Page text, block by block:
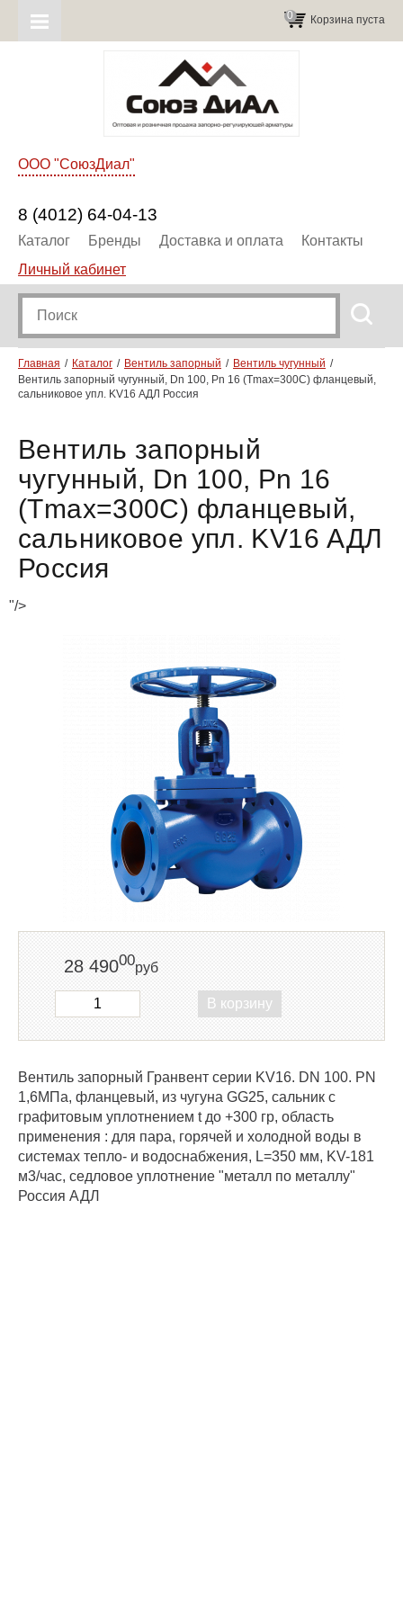
Корзина пуста
0
ООО "СоюзДиал"
8 (4012) 64-04-13
Каталог Бренды Доставка и оплата
Контакты
Личный кабинет
Главная Каталог Вентиль запорный
Вентиль чугунный
Вентиль запорный чугунный, Dn 100, Pn 16 (Tmax=300C) фланцевый,
сальниковое упл. KV16 АДЛ Россия
Вентиль запорный
чугунный, Dn 100, Pn 16
(Tmax=300C) фланцевый,
сальниковое упл. KV16 АДЛ
Россия
"/>
28 49000руб
В корзину
Вентиль запорный Гранвент серии KV16. DN 100. PN
1,6МПа, фланцевый, из чугуна GG25, сальник с
графитовым уплотнением t до +300 гр, область
применения : для пара, горячей и холодной воды в
системах тепло- и водоснабжения, L=350 мм, KV-181
м3/час, седловое уплотнение "металл по металлу"
Россия АДЛ